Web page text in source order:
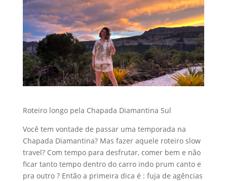
Roteiro longo pela Chapada Diamantina Sul
Você tem vontade de passar uma temporada na
Chapada Diamantina? Mas fazer aquele roteiro slow
travel? Com tempo para desfrutar, comer bem e não
ficar tanto tempo dentro do carro indo prum canto e
pra outro ? Então a primeira dica é : fuja de agências